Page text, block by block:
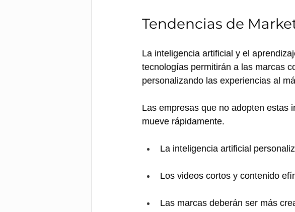
Tendencias de
La inteligencia artificial y el
tecnologías permitirán a las marcas
personalizando las experiencias al
Las empresas que no adopten estas
mueve rápidamente.
La inteligencia artificial
Los videos cortos y contenido
Las marcas deberán ser más